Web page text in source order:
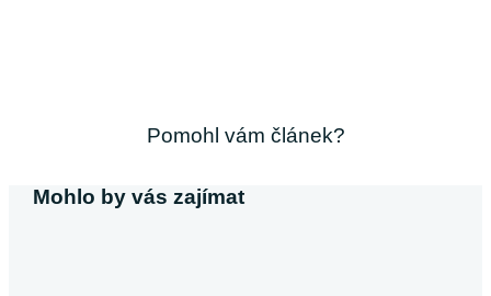
Pomohl vám článek?
Mohlo by vás zajímat